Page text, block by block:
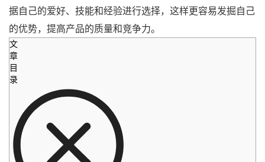
据自己的爱好、技能和经验进行选择，这样更容易发掘自己
的优势，提高产品的质量和竞争力。
文
章
目
录